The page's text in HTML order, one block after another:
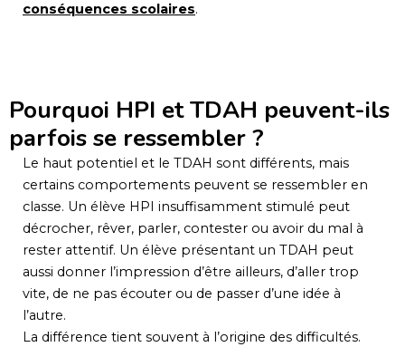
conséquences scolaires.
Pourquoi HPI et TDAH peuvent-ils
parfois se ressembler ?
Le haut potentiel et le TDAH sont différents, mais
certains comportements peuvent se ressembler en
classe. Un élève HPI insuffisamment stimulé peut
décrocher, rêver, parler, contester ou avoir du mal à
rester attentif. Un élève présentant un TDAH peut
aussi donner l’impression d’être ailleurs, d’aller trop
vite, de ne pas écouter ou de passer d’une idée à
l’autre.
La différence tient souvent à l’origine des difficultés.